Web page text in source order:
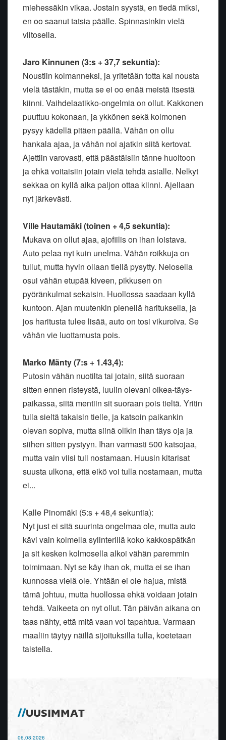
miehessäkin vikaa. Jostain syystä, en tiedä miksi,
en oo saanut tatsia päälle. Spinnasinkin vielä
viitosella.
Jaro Kinnunen (3:s + 37,7 sekuntia):
Noustiin kolmanneksi, ja yritetään totta kai nousta
vielä tästäkin, mutta se ei oo enää meistä itsestä
kiinni. Vaihdelaatikko-ongelmia on ollut. Kakkonen
puuttuu kokonaan, ja ykkönen sekä kolmonen
pysyy kädellä pitäen päällä. Vähän on ollu
hankala ajaa, ja vähän noi ajatkin siitä kertovat.
Ajettiin varovasti, että päästäisiin tänne huoltoon
ja ehkä voitaisiin jotain vielä tehdä asialle. Nelkyt
sekkaa on kyllä aika paljon ottaa kiinni. Ajellaan
nyt järkevästi.
Ville Hautamäki (toinen + 4,5 sekuntia):
Mukava on ollut ajaa, ajofiilis on ihan loistava.
Auto pelaa nyt kuin unelma. Vähän roikkuja on
tullut, mutta hyvin ollaan tiellä pysytty. Nelosella
osui vähän etupää kiveen, pikkusen on
pyöränkulmat sekaisin. Huollossa saadaan kyllä
kuntoon. Ajan muutenkin pienellä harituksella, ja
jos haritusta tulee lisää, auto on tosi vikuroiva. Se
vähän vie luottamusta pois.
Marko Mänty (7:s + 1.43,4):
Putosin vähän nuotilta tai jotain, siitä suoraan
sitten ennen risteystä, luulin olevani oikea-täys-
paikassa, siitä mentiin sit suoraan pois tieltä. Yritin
tulla sieltä takaisin tielle, ja katsoin paikankin
olevan sopiva, mutta siinä olikin ihan täys oja ja
siihen sitten pystyyn. Ihan varmasti 500 katsojaa,
mutta vain viisi tuli nostamaan. Huusin kitarisat
suusta ulkona, että eikö voi tulla nostamaan, mutta
ei...
Kalle Pinomäki (5:s + 48,4 sekuntia):
Nyt just ei sitä suurinta ongelmaa ole, mutta auto
kävi vain kolmella sylinterillä koko kakkospätkän
ja sit kesken kolmosella alkoi vähän paremmin
toimimaan. Nyt se käy ihan ok, mutta ei se ihan
kunnossa vielä ole. Yhtään ei ole hajua, mistä
tämä johtuu, mutta huollossa ehkä voidaan jotain
tehdä. Vaikeeta on nyt ollut. Tän päivän aikana on
taas nähty, että mitä vaan voi tapahtua. Varmaan
maaliin täytyy näillä sijoituksilla tulla, koetetaan
taistella.
UUSIMMAT
06.08.2026